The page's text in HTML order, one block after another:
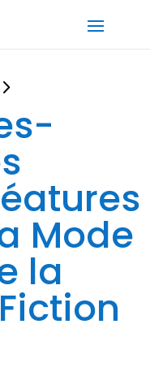
5
Mode
la